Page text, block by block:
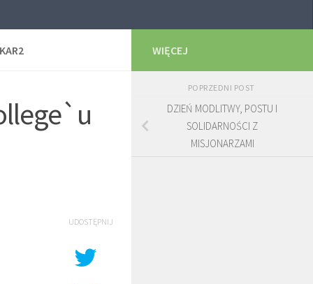
UDOSTĘPNIJ
WIĘCEJ
POPRZEDNI POST
DZIEŃ MODLITWY, POSTU I
SOLIDARNOŚCI Z
MISJONARZAMI